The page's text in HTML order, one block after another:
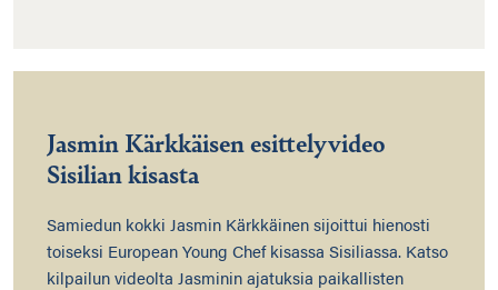
Jasmin Kärkkäisen esittelyvideo
Sisilian kisasta
Samiedun kokki Jasmin Kärkkäinen sijoittui hienosti
toiseksi European Young Chef kisassa Sisiliassa. Katso
kilpailun videolta Jasminin ajatuksia paikallisten